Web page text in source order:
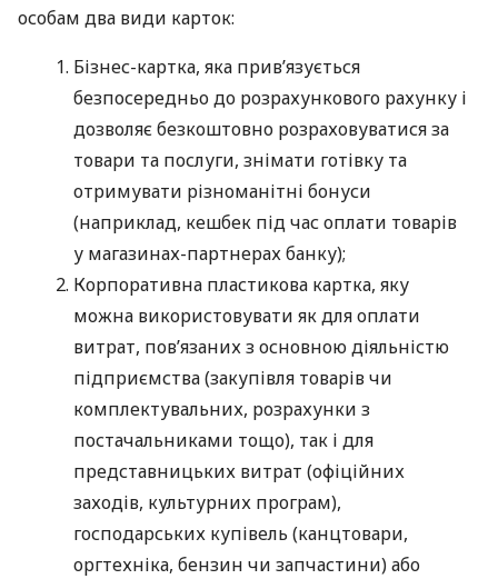
особам два види карток:
Бізнес-картка, яка прив’язується
безпосередньо до розрахункового рахунку і
дозволяє безкоштовно розраховуватися за
товари та послуги, знімати готівку та
отримувати різноманітні бонуси
(наприклад, кешбек під час оплати товарів
у магазинах-партнерах банку);
Корпоративна пластикова картка, яку
можна використовувати як для оплати
витрат, пов’язаних з основною діяльністю
підприємства (закупівля товарів чи
комплектувальних, розрахунки з
постачальниками тощо), так і для
представницьких витрат (офіційних
заходів, культурних програм),
господарських купівель (канцтовари,
оргтехніка, бензин чи запчастини) або